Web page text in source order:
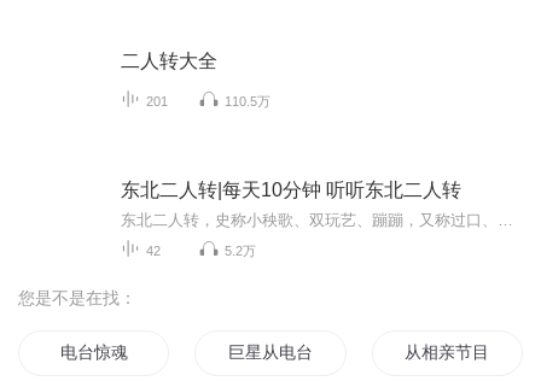
二人转大全
201 110.5万
东北二人转|每天10分钟 听听东北二人转
42 5.2万
您是不是在找：
电台惊魂 巨星从电台主播开始 从相亲节目开始